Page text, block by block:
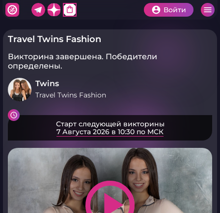
shopping_bag Войти
Travel Twins Fashion
Викторина завершена. Победители
определены.
Twins
Travel Twins Fashion
Старт следующей викторины
7 Августа 2026 в 10:30 по МСК